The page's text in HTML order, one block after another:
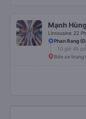
Mạnh
Limousine 22
Phan Rang
10 giờ 45
Bến xe trung